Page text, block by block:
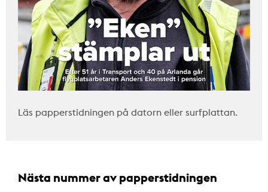
Läs papperstidningen på datorn eller surfplattan.
Nästa nummer av papperstidningen